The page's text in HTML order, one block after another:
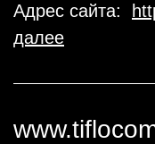
Адрес сайта:
далее